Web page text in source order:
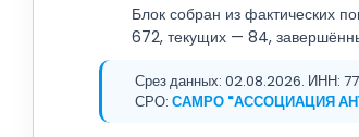
Блок собран из фактических
672, текущих — 84,
Срез данных: 02.08.2026. ИНН:
СРО: САМРО "АССОЦИАЦИЯ